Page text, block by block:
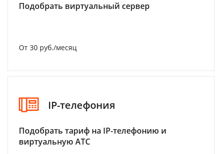
Подобрать виртуальный сервер
От 30 руб./месяц
IP-телефония
Подобрать тариф на IP-телефонию и
виртуальную АТС